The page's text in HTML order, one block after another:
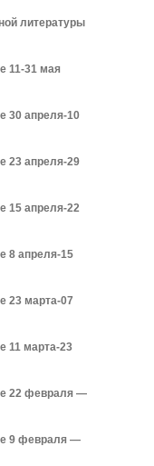
литературы
11-31 мая
30 апреля-10
23 апреля-29
15 апреля-22
8 апреля-15
23 марта-07
11 марта-23
22 февраля —
9 февраля —